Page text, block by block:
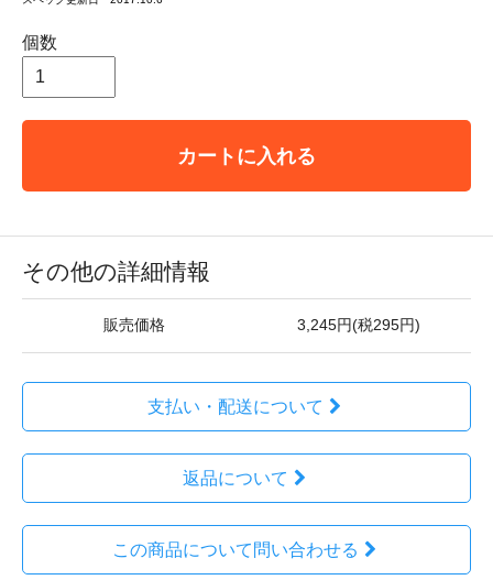
個数
カートに入れる
その他の詳細情報
販売価格 3,245円(税295円)
支払い・配送について
返品について
この商品について問い合わせる